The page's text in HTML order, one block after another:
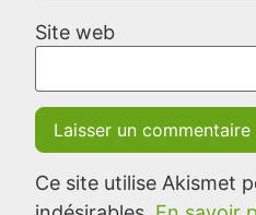
Site web
Ce site utilise Akismet